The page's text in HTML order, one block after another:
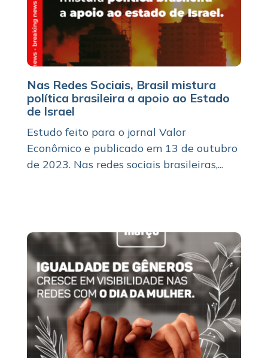
Nas Redes Sociais, Brasil mistura
política brasileira a apoio ao Estado
de Israel
Estudo feito para o jornal Valor
Econômico e publicado em 13 de outubro
de 2023. Nas redes sociais brasileiras,...